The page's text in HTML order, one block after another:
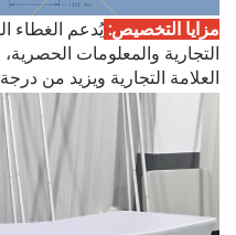
مزايا التخصيص: يُدعم الغطاء
التجارية والمعلومات
العلامة التجارية ويزيد من درجة